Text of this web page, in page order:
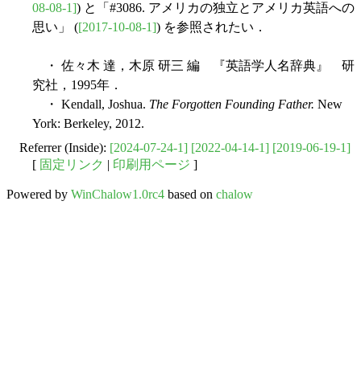
08-08-1]) と「#3086. アメリカの独立とアメリカ英語への
思い」 ([2017-10-08-1]) を参照されたい．
・ 佐々木 達，木原 研三 編 『英語学人名辞典』 研
究社，1995年．
・ Kendall, Joshua. The Forgotten Founding Father. New
York: Berkeley, 2012.
Referrer (Inside): [2024-07-24-1] [2022-04-14-1] [2019-06-19-1]
[ 固定リンク | 印刷用ページ ]
Powered by WinChalow1.0rc4 based on chalow